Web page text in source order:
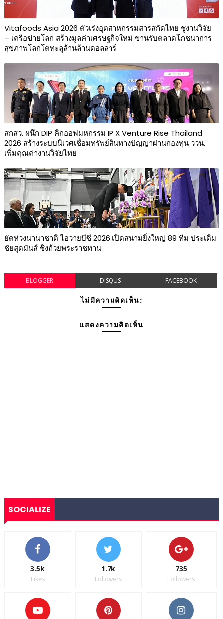
Vitafoods Asia 2026 ตัวเร่งอุตสาหกรรมสารสกัดไทย ชูงานวิจัย
– เครือข่ายโลก สร้างมูลค่าเศรษฐกิจใหม่ ขานรับตลาดโภชนาการ
สุขภาพโลกโตทะลุล้านล้านดอลลาร์
สกสว. ผนึก DIP คิกออฟมหกรรม IP X Venture Rise Thailand
2026 สร้างระบบนิเวศเชื่อมทรัพย์สินทางปัญญาผ่านกองทุน ววน.
เพิ่มคุณค่างานวิจัยไทย
ยัดห่วงนานาชาติ ไอวายบีซี 2026 เปิดสนามยิ่งใหญ่ 89 ทีม ประเดิม
ชัยสุดมันส์ ชิงถ้วยพระราชทาน
BLOGGER DISQUS FACEBOOK
ไม่มีความคิดเห็น:
แสดงความคิดเห็น
SOCIALIZE
3.5k
Likes
1.7k
Followers
735
Followers